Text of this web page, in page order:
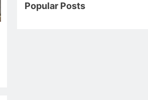
Popular Posts